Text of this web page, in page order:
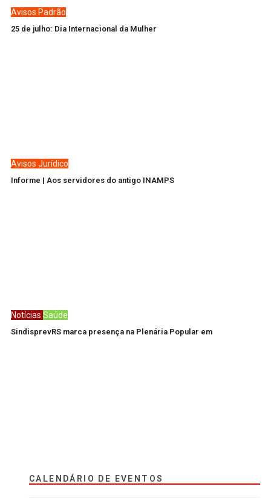
Avisos Padrão
25 de julho: Dia Internacional da Mulher
Avisos Jurídico
Informe | Aos servidores do antigo INAMPS
Notícias Saúde
SindisprevRS marca presença na Plenária Popular em
CALENDÁRIO DE EVENTOS